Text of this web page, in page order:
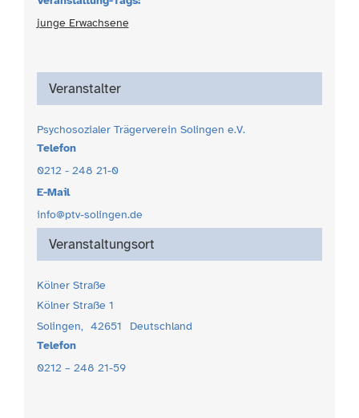
junge Erwachsene
Veranstaltungsort
Kölner Straße
Kölner Straße 1
Solingen, 42651
Deutschland
Telefon
0212 – 248 21-59
Veranstalter
Psychosozialer Trägerverein Solingen e.V.
Telefon
0212 - 248 21-0
E-Mail
info@ptv-solingen.de